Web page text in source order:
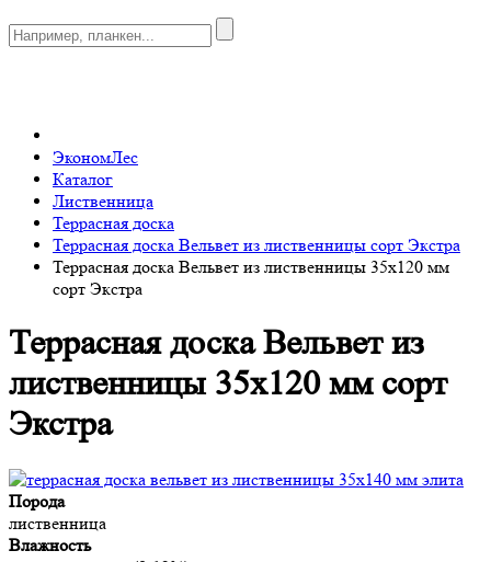
ЭкономЛес
Каталог
Лиственница
Террасная доска
Террасная доска Вельвет из лиственницы сорт Экстра
Террасная доска Вельвет из лиственницы 35x120 мм
сорт Экстра
Террасная доска Вельвет из
лиственницы 35x120 мм сорт
Экстра
Порода
лиственница
Влажность